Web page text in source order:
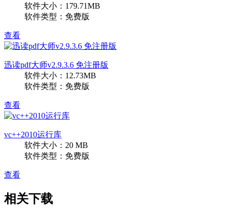
软件大小：179.71MB
软件类型：免费版
查看
迅读pdf大师v2.9.3.6 免注册版
软件大小：12.73MB
软件类型：免费版
查看
vc++2010运行库
软件大小：20 MB
软件类型：免费版
查看
相关下载